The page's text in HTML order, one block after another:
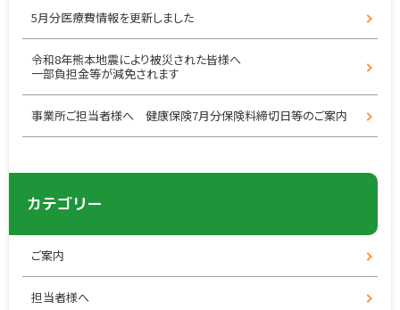
5月分医療費情報を更新しました
令和8年熊本地震により被災された皆様へ
一部負担金等が減免されます
事業所ご担当者様へ 健康保険7月分保険料締切日等のご案内
カテゴリー
ご案内
担当者様へ